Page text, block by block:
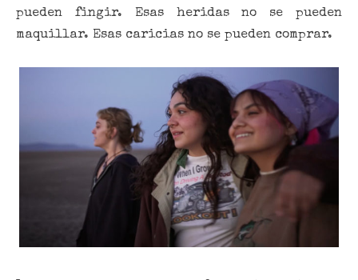
pueden fingir. Esas heridas no se pueden
maquillar. Esas caricias no se pueden comprar.